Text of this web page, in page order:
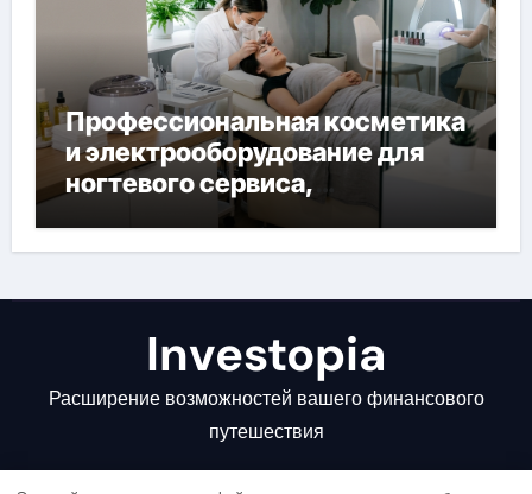
Профессиональная косметика
и электрооборудование для
ногтевого сервиса,
наращивания ресниц и
депиляции
Investopia
Расширение возможностей вашего финансового
путешествия